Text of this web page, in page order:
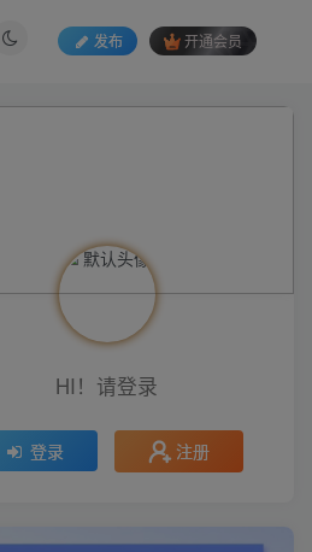
发布 开通会员
HI！请登录
登录 注册